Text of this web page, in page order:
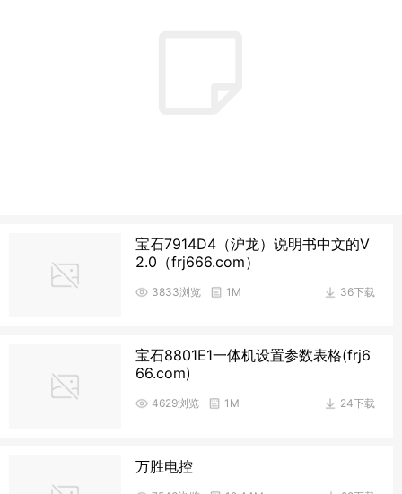
宝石7914D4（沪龙）说明书中文的V
2.0（frj666.com）
36下载
3833浏览 1M
宝石8801E1一体机设置参数表格(frj6
66.com)
24下载
4629浏览 1M
万胜电控